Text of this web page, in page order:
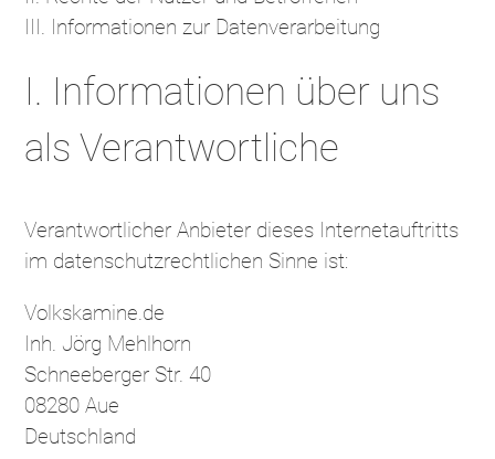
III. Informationen zur Datenverarbeitung
I. Informationen über uns
als Verantwortliche
Verantwortlicher Anbieter dieses Internetauftritts
im datenschutzrechtlichen Sinne ist:
Volkskamine.de
Inh. Jörg Mehlhorn
Schneeberger Str. 40
08280 Aue
Deutschland